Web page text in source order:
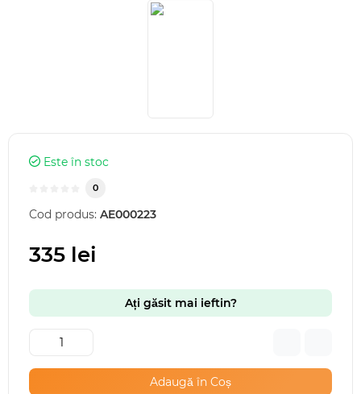
Este în stoc
0
Cod produs: AE000223
335 lei
Ați găsit mai ieftin?
Adaugă în Coș